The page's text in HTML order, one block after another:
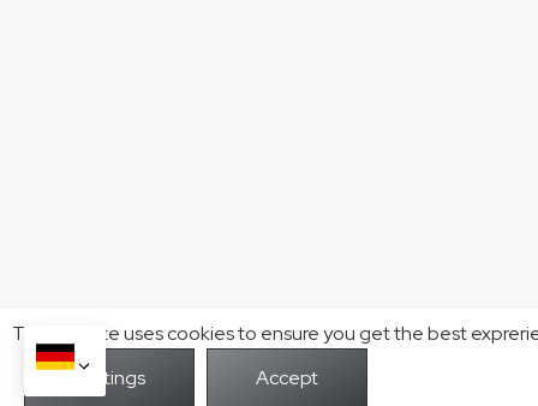
This website uses cookies to ensure you get the best